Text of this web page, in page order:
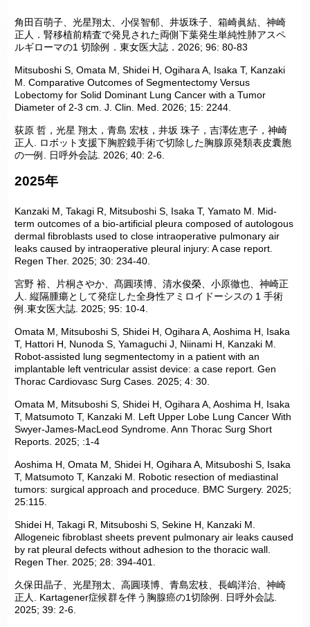
角田百萌子、光星翔太、小俣智郁、井坂珠子、箱崎眞結、神崎
正人．腎移植前精査で発見された両側下葉発生単純性肺アスペ
ルギローマの1 切除例．東女医大誌．2026; 96: 80-83
Mitsuboshi S, Omata M, Shidei H, Ogihara A, Isaka T, Kanzaki
M. Comparative Outcomes of Segmentectomy Versus
Lobectomy for Solid Dominant Lung Cancer with a Tumor
Diameter of 2-3 cm. J. Clin. Med. 2026; 15: 2244.
荻原 哲，光星 翔太，青島 宏枝，井坂 珠子，吉澤佐恵子，神崎
正人. ロボット支援下胸腔鏡手術で切除した胸腺原発類表皮囊胞
の一例. 日呼外会誌. 2026; 40: 2-6.
2025年
Kanzaki M, Takagi R, Mitsuboshi S, Isaka T, Yamato M. Mid-
term outcomes of a bio-artificial pleura composed of autologous
dermal fibroblasts used to close intraoperative pulmonary air
leaks caused by intraoperative pleural injury: A case report.
Regen Ther. 2025; 30: 234-40.
宮野 裕、片桐さやか、髙圓瑛博、清水俊榮、小原徹也、神崎正
人. 縦隔腫瘍として発症した全身性アミロイドーシスの 1 手術
例.東女医大誌. 2025; 95: 10-4.
Omata M, Mitsuboshi S, Shidei H, Ogihara A, Aoshima H, Isaka
T, Hattori H, Nunoda S, Yamaguchi J, Niinami H, Kanzaki M.
Robot‑assisted lung segmentectomy in a patient with an
implantable left ventricular assist device: a case report. Gen
Thorac Cardiovasc Surg Cases. 2025; 4: 30.
Omata M, Mitsuboshi S, Shidei H, Ogihara A, Aoshima H, Isaka
T, Matsumoto T, Kanzaki M. Left Upper Lobe Lung Cancer With
Swyer-James-MacLeod Syndrome. Ann Thorac Surg Short
Reports. 2025; :1-4
Aoshima H, Omata M, Shidei H, Ogihara A, Mitsuboshi S, Isaka
T, Matsumoto T, Kanzaki M. Robotic resection of mediastinal
tumors: surgical approach and proceduce. BMC Surgery. 2025;
25:115.
Shidei H, Takagi R, Mitsuboshi S, Sekine H, Kanzaki M.
Allogeneic fibroblast sheets prevent pulmonary air leaks caused
by rat pleural defects without adhesion to the thoracic wall.
Regen Ther. 2025; 28: 394-401.
久保田晶子、光星翔太、高圓瑛博、青島宏枝、長嶋洋治、神崎
正人. Kartagener症候群を伴う胸腺癌の1切除例. 日呼外会誌.
2025; 39: 2-6.